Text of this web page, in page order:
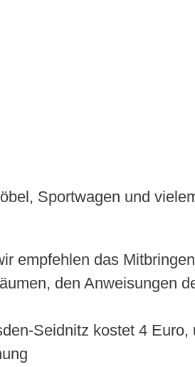
Sportwagen und
empfehlen das
den Anweisungen
Seidnitz kostet 4 Euro,